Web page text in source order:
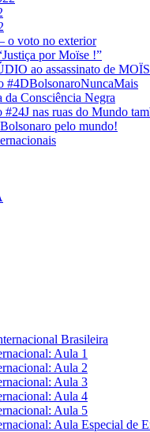
o voto no exterior
por Moïse !”
ao assassinato de
#4DBolsonaroNuncaMais
Consciência Negra
nas ruas do Mundo
pelo mundo!
Brasileira
Aula 1
Aula 2
Aula 3
Aula 4
Aula 5
Aula Especial de